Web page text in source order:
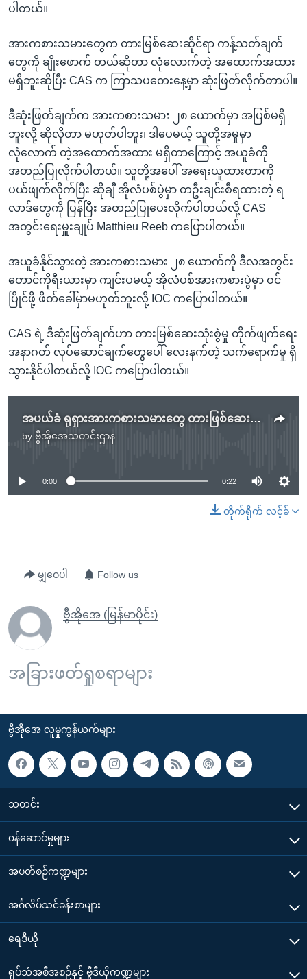
ပါတယ်။
အားကစားသမားတွေက တားမြစ်ဆေးဆိုင်ရာ ကန့်သတ်ချက်
တွေကို ချိုးဖောက် တယ်ဆိုတာ လုံလောက်တဲ့ အထောက်အထား
မရှိဘူးဆိုပြီး CAS က ကြာသပတေးနေ့မှာ ဆုံးဖြတ်လိုက်တာပါ။
ဒီဆုံးဖြတ်ချက်က အားကစားသမား ၂၈ ယောက်မှာ အပြစ်မရှိ
ဘူးလို့ ဆိုလိုတာ မဟုတ်ပါဘူး၊ ဒါပေမယ့် သူတို့အမှုမှာ
လုံလောက် တဲ့အထောက်အထား မရှိတာကြောင့် အယူခံကို
အတည်ပြုလိုက်ပါတယ်။ သူတို့အပေါ် အရေးယူထားတာကို
ပယ်ဖျက်လိုက်ပြီး ဆိုချီ အိုလံပစ်ပွဲမှာ တဦးချင်းစီရထားတဲ့ ရ
လာဒ်တွေကို ပြန်ပြီး အတည်ပြုပေးလိုက်ပါတယ်လို့ CAS
အတွင်းရေးမှူးချုပ် Matthieu Reeb ကပြောပါတယ်။
အယူခံနိုင်သွားတဲ့ အားကစားသမား ၂၈ ယောက်ကို ဒီလအတွင်း
တောင်ကိုရီးယားမှာ ကျင်းပမယ့် အိုလံပစ်အားကစားပွဲမှာ ဝင်
ပြိုင်ဖို့ ဖိတ်ခေါ်မှာမဟုတ်ဘူးလို့ IOC ကပြောပါတယ်။
CAS ရဲ့ ဒီဆုံးဖြတ်ချက်ဟာ တားမြစ်ဆေးသုံးစွဲမှု တိုက်ဖျက်ရေး
အနာဂတ် လုပ်ဆောင်ချက်တွေပေါ် လေးနက်တဲ့ သက်ရောက်မှု ရှိ
သွားနိုင်ပါတယ်လို့ IOC ကပြောပါတယ်။
အပယ်ခံ ရုရှားအားကစားသမားတွေ တားဖြစ်ဆေးသုံးကြောင်း အထောက်အထားမခိုင်လုံ
by ဗွီအိုအေသတင်းဌာန
No media source currently available
0:00 0:22
တိုက်ရိုက် လင့်ခ်
မျှဝေပါ Follow us
ဗွီအိုအေ (မြန်မာပိုင်း)
အခြားဖတ်ရှုစရာများ
ဗွီအိုအေ လူမှုကွန်ယက်များ
သတင်း
၀န်ဆောင်မှုများ
အပတ်စဉ်ကဏ္ဍများ
အင်္ဂလိပ်သင်ခန်းစာများ
ရေဒီယို
ရုပ်သံအစီအစဉ်နှင့် ဗွီဒီယိုကဏ္ဍများ